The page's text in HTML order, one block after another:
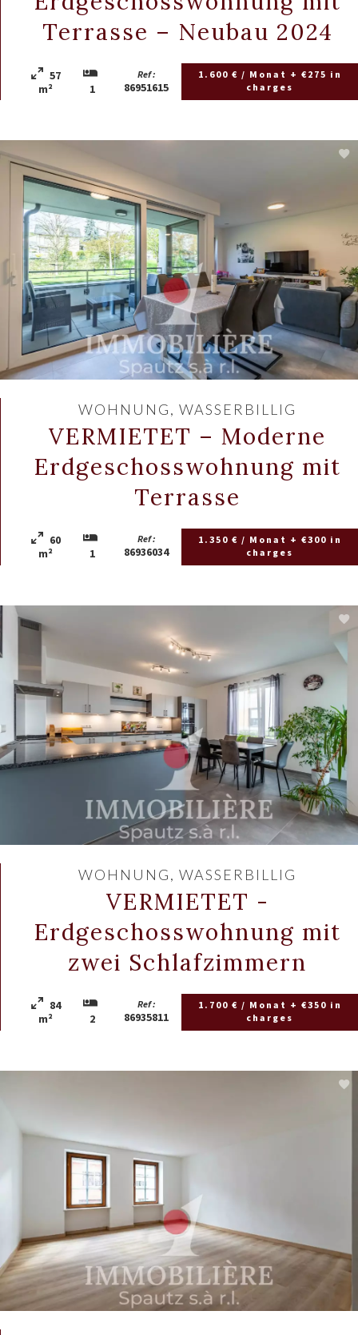
Terrasse – Neubau 2024
57
m²
1
Ref :
86951615
1.600 € / Monat + €275 in
charges
WOHNUNG, WASSERBILLIG
VERMIETET – Moderne
Erdgeschosswohnung mit
Terrasse
60
m²
1
Ref :
86936034
1.350 € / Monat + €300 in
charges
WOHNUNG, WASSERBILLIG
VERMIETET -
Erdgeschosswohnung mit
zwei Schlafzimmern
84
m²
2
Ref :
86935811
1.700 € / Monat + €350 in
charges